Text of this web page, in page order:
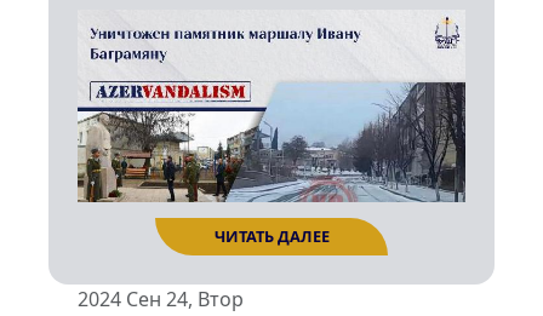
2024 Сен 24, Втор